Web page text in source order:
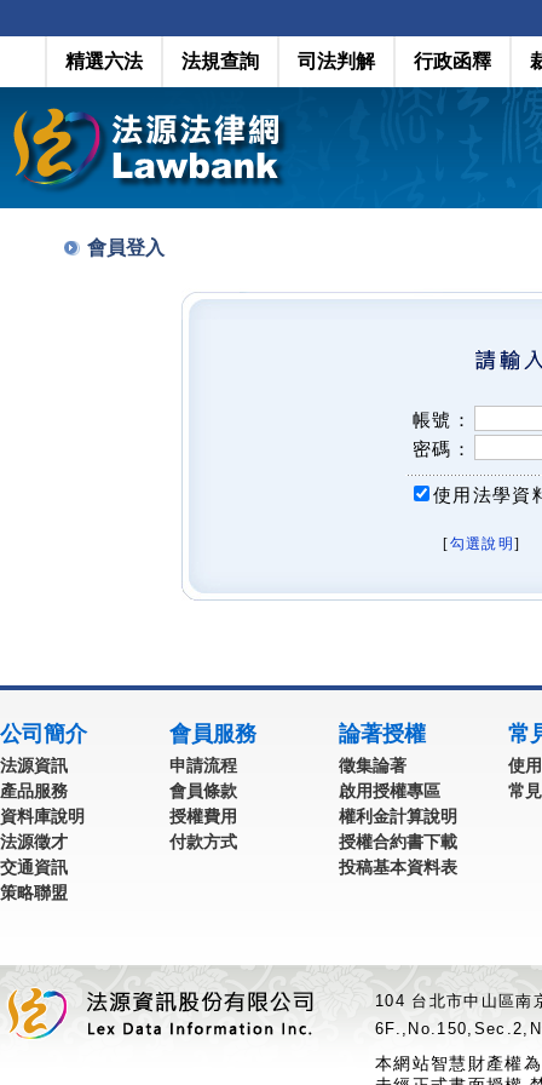
精選六法 法規查詢 司法判解 行政函釋
會員登入
帳號：
密碼：
使用法學資
[勾選說明 ]
公司簡介
法源資訊
產品服務
資料庫說明
法源徵才
交通資訊
策略聯盟
會員服務
申請流程
會員條款
授權費用
付款方式
論著授權
徵集論著
啟用授權專區
權利金計算說明
授權合約書下載
投稿基本資料表
常
使
常
104 台北市中山區
本網站智慧財產權